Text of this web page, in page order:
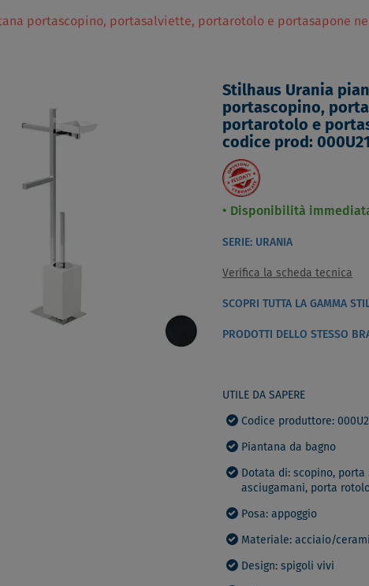
portascopino, portasalviette, portarotolo e portasapone
Stilhaus Urania
portascopino,
portarotolo e
codice prod:
Disponibilità
SERIE: URANIA
Verifica la scheda tecnica
SCOPRI TUTTA LA GAMMA
PRODOTTI DELLO STESSO
UTILE DA SAPERE
Codice produttore:
Piantana da bagno
Dotata di: scopino, porta
asciugamani, porta
Posa: appoggio
Materiale: acciaio/
Design: spigoli vivi